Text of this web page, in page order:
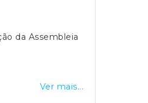
da Assembleia
Ver mais...